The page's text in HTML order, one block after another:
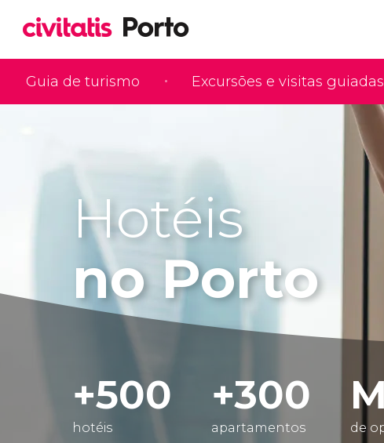
Guia de turismo Excursões e visitas guiadas
Hotéis
no Porto
+500
hotéis
+300
apartamentos de